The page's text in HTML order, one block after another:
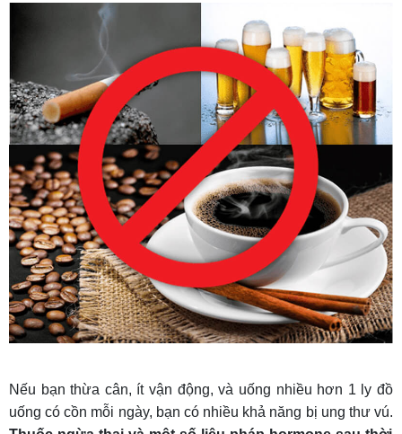
Nếu bạn thừa cân, ít vận động, và uống nhiều hơn 1 ly đồ
uống có cồn mỗi ngày, bạn có nhiều khả năng bị ung thư vú.